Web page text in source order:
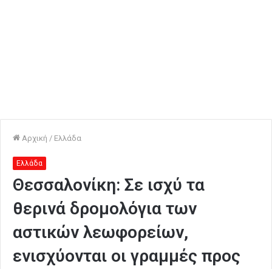
Αρχική / Ελλάδα
Ελλάδα
Θεσσαλονίκη: Σε ισχύ τα
θερινά δρομολόγια των
αστικών λεωφορείων,
ενισχύονται οι γραμμές προς